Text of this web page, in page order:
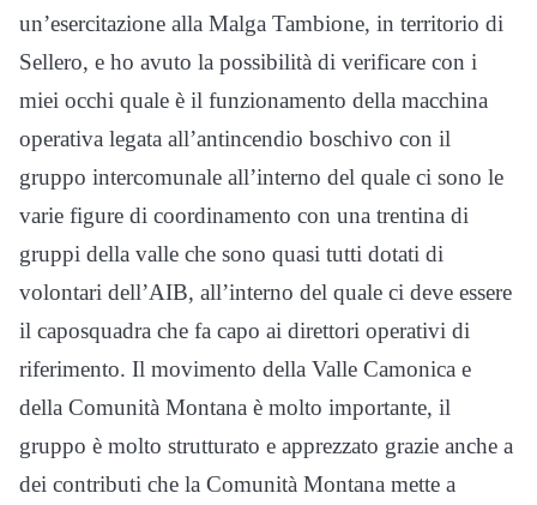
un’esercitazione alla Malga Tambione, in territorio di
Sellero, e ho avuto la possibilità di verificare con i
miei occhi quale è il funzionamento della macchina
operativa legata all’antincendio boschivo con il
gruppo intercomunale all’interno del quale ci sono le
varie figure di coordinamento con una trentina di
gruppi della valle che sono quasi tutti dotati di
volontari dell’AIB, all’interno del quale ci deve essere
il caposquadra che fa capo ai direttori operativi di
riferimento. Il movimento della Valle Camonica e
della Comunità Montana è molto importante, il
gruppo è molto strutturato e apprezzato grazie anche a
dei contributi che la Comunità Montana mette a